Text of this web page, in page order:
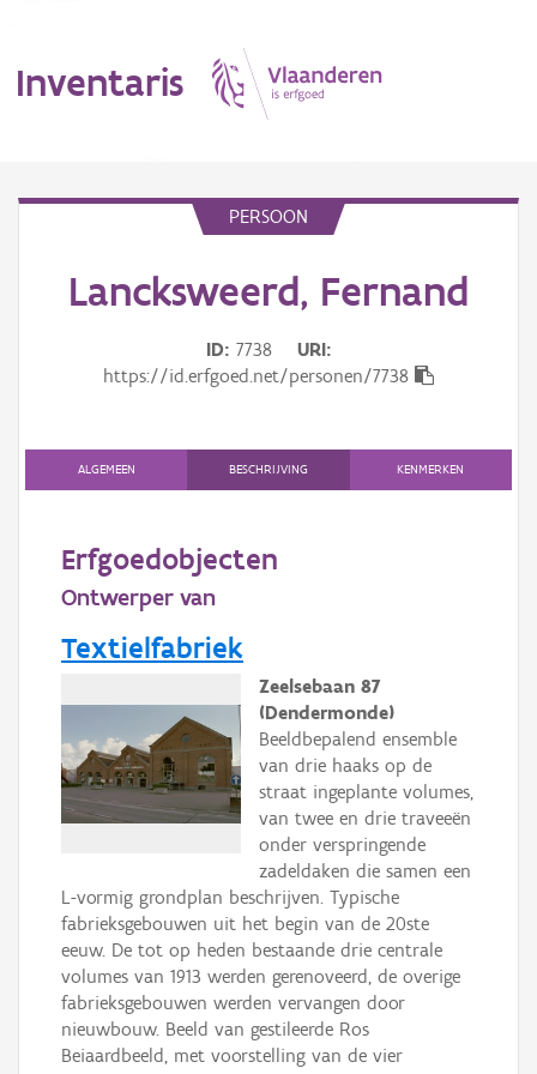
Inventaris
Erfgoedobject
Thema
Persoon of collectief
Downloads
Hergebruik
Aanmelden
PERSOON
Lancksweerd, Fernand
ID 7738
URI
https://id.erfgoed.net/personen/7738
ALGEMEEN BESCHRIJVING KENMERKEN
Erfgoedobjecten
Ontwerper van
Textielfabriek
Zeelsebaan 87
(Dendermonde)
Beeldbepalend ensemble
van drie haaks op de
straat ingeplante volumes,
van twee en drie traveeën
onder verspringende
zadeldaken die samen een
L-vormig grondplan beschrijven. Typische
fabrieksgebouwen uit het begin van de 20ste
eeuw. De tot op heden bestaande drie centrale
volumes van 1913 werden gerenoveerd, de overige
fabrieksgebouwen werden vervangen door
nieuwbouw. Beeld van gestileerde Ros
Beiaardbeeld, met voorstelling van de vier